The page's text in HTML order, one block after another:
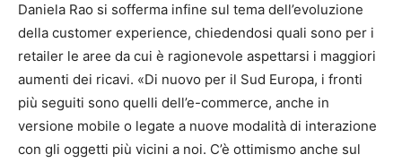
Daniela Rao si sofferma infine sul tema dell’evoluzione
della customer experience, chiedendosi quali sono per i
retailer le aree da cui è ragionevole aspettarsi i maggiori
aumenti dei ricavi. «Di nuovo per il Sud Europa, i fronti
più seguiti sono quelli dell’e-commerce, anche in
versione mobile o legate a nuove modalità di interazione
con gli oggetti più vicini a noi. C’è ottimismo anche sul